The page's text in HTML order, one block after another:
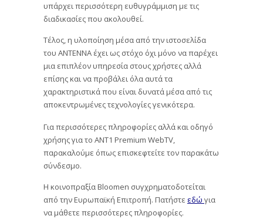
υπάρχει περισσότερη ευθυγράμμιση με τις
διαδικασίες που ακολουθεί.
Τέλος, η υλοποίηση μέσα από την ιστοσελίδα
του ΑΝΤΕΝΝΑ έχει ως στόχο όχι μόνο να παρέχει
μια επιπλέον υπηρεσία στους χρήστες αλλά
επίσης και να προβάλει όλα αυτά τα
χαρακτηριστικά που είναι δυνατά μέσα από τις
αποκεντρωμένες τεχνολογίες γενικότερα.
Για περισσότερες πληροφορίες αλλά και οδηγό
χρήσης για το ΑΝΤ1 Premium WebTV,
παρακαλούμε όπως επισκεφτείτε τον παρακάτω
σύνδεσμο.
Η κοινοπραξία Bloomen συγχρηματοδοτείται
από την Ευρωπαϊκή Επιτροπή. Πατήστε εδώ για
να μάθετε περισσότερες πληροφορίες.